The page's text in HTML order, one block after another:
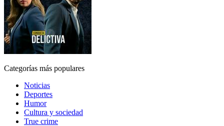
Categorías más populares
Noticias
Deportes
Humor
Cultura y sociedad
True crime